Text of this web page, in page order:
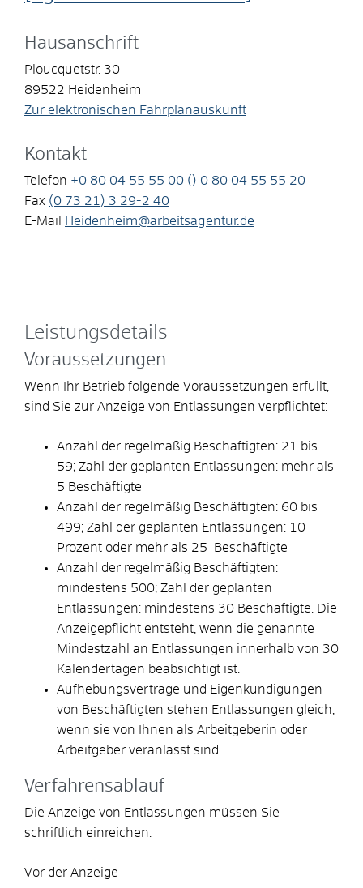
Hausanschrift
Ploucquetstr. 30
89522 Heidenheim
Zur elektronischen Fahrplanauskunft
Kontakt
Telefon +0 80 04 55 55 00 () 0 80 04 55 55 20
Fax (0 73 21) 3 29-2 40
E-Mail
Heidenheim@arbeitsagentur.de
Leistungsdetails
Voraussetzungen
Wenn Ihr Betrieb folgende Voraussetzungen erfüllt,
sind Sie zur Anzeige von Entlassungen verpflichtet:
Anzahl der regelmäßig Beschäftigten: 21 bis
59; Zahl der geplanten Entlassungen: mehr als
5 Beschäftigte
Anzahl der regelmäßig Beschäftigten: 60 bis
499; Zahl der geplanten Entlassungen: 10
Prozent oder mehr als 25 Beschäftigte
Anzahl der regelmäßig Beschäftigten:
mindestens 500; Zahl der geplanten
Entlassungen: mindestens 30 Beschäftigte. Die
Anzeigepflicht entsteht, wenn die genannte
Mindestzahl an Entlassungen innerhalb von 30
Kalendertagen beabsichtigt ist.
Aufhebungsverträge und Eigenkündigungen
von Beschäftigten stehen Entlassungen gleich,
wenn sie von Ihnen als Arbeitgeberin oder
Arbeitgeber veranlasst sind.
Verfahrensablauf
Die Anzeige von Entlassungen müssen Sie
schriftlich einreichen.
Vor der Anzeige